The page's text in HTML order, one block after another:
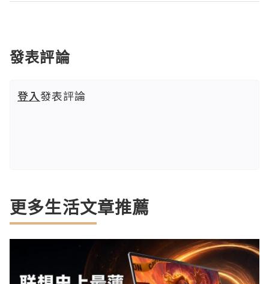
發表評論
登入發表評論
更多生活文章推薦